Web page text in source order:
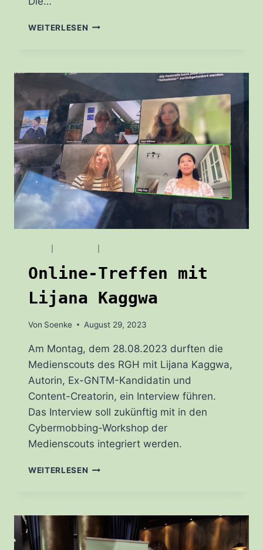
WEITERLESEN KLASSENZIMMER
ÜBERZEUGEN
MIT
ZUKUNFTSIDEEN.
Online-Treffen mit
Lijana Kaggwa
Von Soenke August 29, 2023
Am Montag, dem 28.08.2023 durften die
Medienscouts des RGH mit Lijana Kaggwa,
Autorin, Ex-GNTM-Kandidatin und
Content-Creatorin, ein Interview führen.
Das Interview soll zukünftig mit in den
Cybermobbing-Workshop der
Medienscouts integriert werden.
WEITERLESEN ONLINE-
KAGGWA